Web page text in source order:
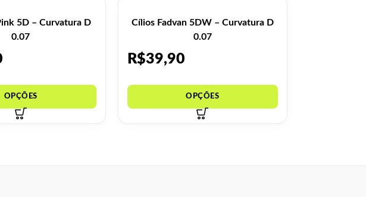
5D – Curvatura D
0.07
Cílios Fadvan 5DW – Curvatura D
0.07
R$39,90